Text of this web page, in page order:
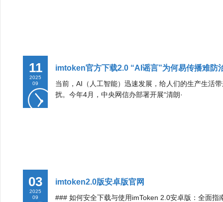
11
2025
09
imtoken官方下载2.0 “AI谣言”为何易传播难防
当前，AI（人工智能）迅速发展，给人们的生产生活
扰。今年4月，中央网信办部署开展“清朗·
03
2025
09
imtoken2.0版安卓版官网
### 如何安全下载与使用imToken 2.0安卓版：全面